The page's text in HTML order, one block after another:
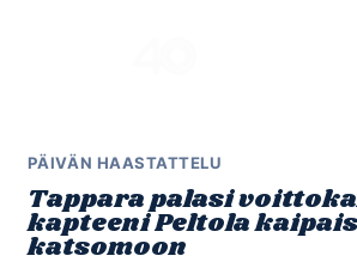
PÄIVÄN HAASTATTELU
Tappara palasi
kapteeni Peltola
katsomoon